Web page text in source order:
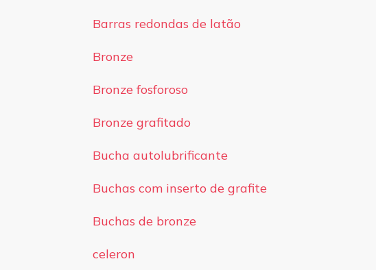
Barras redondas de latão
Bronze
Bronze fosforoso
Bronze grafitado
Bucha autolubrificante
Buchas com inserto de grafite
Buchas de bronze
celeron